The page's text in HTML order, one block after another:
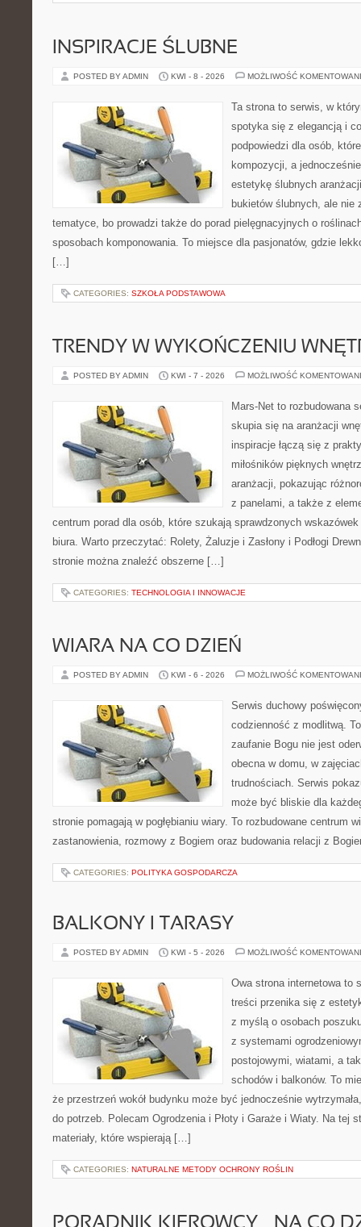
INSPIRACJE ŚLUBNE
POSTED BY ADMIN KWI - 8 - 2026 MOŻLIWOŚĆ
Ta strona to serwis, w
spotyka się z elegancją i
podpowiedzi dla osób,
kompozycji, a
estetykę ślubnych
bukietów ślubnych, ale nie
tematyce, bo prowadzi także do porad pielęgnacyjnych o
sposobach komponowania. To miejsce dla pasjonatów, gdzie
[…]
CATEGORIES: SZKOŁA PODSTAWOWA
TRENDY W WYKOŃCZENIU
POSTED BY ADMIN KWI - 7 - 2026 MOŻLIWOŚĆ
Mars-Net to rozbudowana
skupia się na aranżacji
inspiracje łączą się z
miłośników pięknych
aranżacji, pokazując
z panelami, a także z
centrum porad dla osób, które szukają sprawdzonych
biura. Warto przeczytać: Rolety, Żaluzje i Zasłony i Podłogi
stronie można znaleźć obszerne […]
CATEGORIES: TECHNOLOGIA I INNOWACJE
WIARA NA CO DZIEŃ
POSTED BY ADMIN KWI - 6 - 2026 MOŻLIWOŚĆ
Serwis duchowy
codzienność z modlitwą.
zaufanie Bogu nie jest
obecna w domu, w
trudnościach. Serwis
może być bliskie dla
stronie pomagają w pogłębianiu wiary. To rozbudowane centrum
zastanowienia, rozmowy z Bogiem oraz budowania relacji z
CATEGORIES: POLITYKA GOSPODARCZA
BALKONY I TARASY
POSTED BY ADMIN KWI - 5 - 2026 MOŻLIWOŚĆ
Owa strona internetowa to
treści przenika się z
z myślą o osobach
z systemami
postojowymi, wiatami, a
schodów i balkonów. To
że przestrzeń wokół budynku może być jednocześnie
do potrzeb. Polecam Ogrodzenia i Płoty i Garaże i Wiaty. Na tej
materiały, które wspierają […]
CATEGORIES: NATURALNE METODY OCHRONY ROŚLIN